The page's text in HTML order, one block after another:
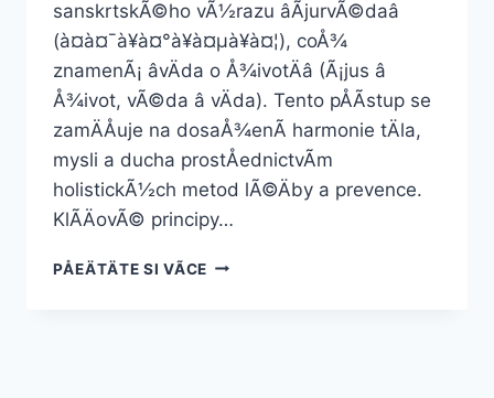
sanskrtskÃ©ho vÃ½razu âÃjurvÃ©daâ
(à¤à¤¯à¥à¤°à¥à¤µà¥à¤¦), coÅ¾
znamenÃ¡ âvÄda o Å¾ivotÄâ (Ã¡jus â
Å¾ivot, vÃ©da â vÄda). Tento pÅÃ­stup se
zamÄÅuje na dosaÅ¾enÃ­ harmonie tÄla,
mysli a ducha prostÅednictvÃ­m
holistickÃ½ch metod lÃ©Äby a prevence.
KlÃ­ÄovÃ© principy…
PÅEÄTÄTE SI VÃ­CEÃJURVÃ©DSKÃ¡